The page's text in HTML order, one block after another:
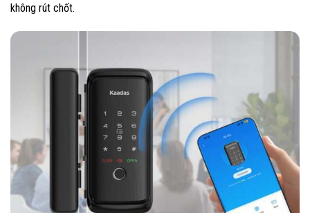
không rút chốt.